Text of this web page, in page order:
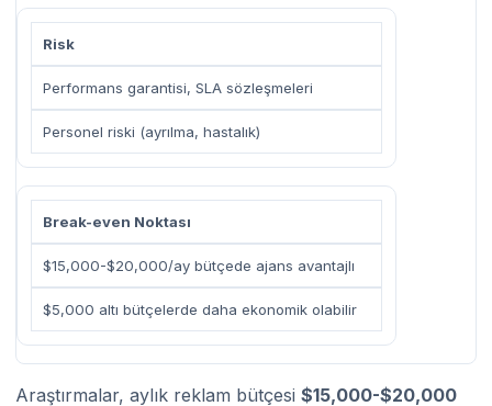
Risk
Performans garantisi, SLA sözleşmeleri
Personel riski (ayrılma, hastalık)
Break-even Noktası
$15,000-$20,000/ay bütçede ajans avantajlı
$5,000 altı bütçelerde daha ekonomik olabilir
Araştırmalar, aylık reklam bütçesi $15,000-$20,000